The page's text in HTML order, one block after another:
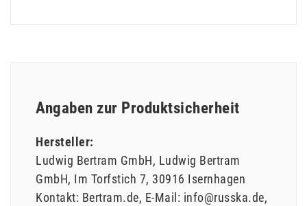
Angaben zur Produktsicherheit
Hersteller:
Ludwig Bertram GmbH Ludwig Bertram
GmbH Im Torfstich 7 30916 Isernhagen
Kontakt: Bertram.de E-Mail: info@russka.de